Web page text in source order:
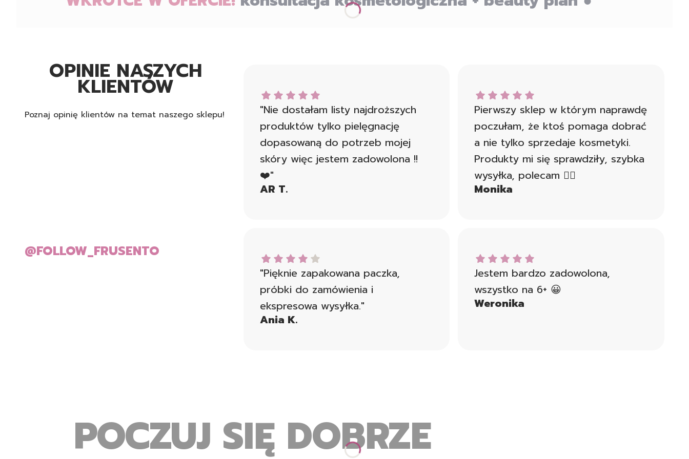
OPINIE NASZYCH
KLIENTÓW
Poznaj opinię klientów na temat naszego sklepu!
@FOLLOW_FRUSENTO
AR T. dał ocenę: 5
"Nie dostałam listy najdroższych
produktów tylko pielęgnację
dopasowaną do potrzeb mojej
skóry więc jestem zadowolona !!
❤️"
AR T.
Monika dał ocenę: 5
Pierwszy sklep w którym naprawdę
poczułam, że ktoś pomaga dobrać
a nie tylko sprzedaje kosmetyki.
Produkty mi się sprawdziły, szybka
wysyłka, polecam 👍🏻
Monika
Ania K. dał ocenę: 4
"Pięknie zapakowana paczka,
próbki do zamówienia i
ekspresowa wysyłka."
Ania K.
Weronika dał ocenę: 5
Jestem bardzo zadowolona,
wszystko na 6+ 😀
Weronika
POCZUJ SIĘ DOBRZE